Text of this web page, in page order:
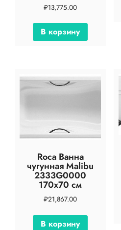
₽13,775.00
В корзину
Roca Ванна
чугунная Malibu
2333G0000
170х70 см
₽21,867.00
В корзину